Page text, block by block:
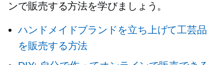
ンで販売する方法を学びましょう。
ハンドメイドブランドを立ち上げて工芸品
を販売する方法